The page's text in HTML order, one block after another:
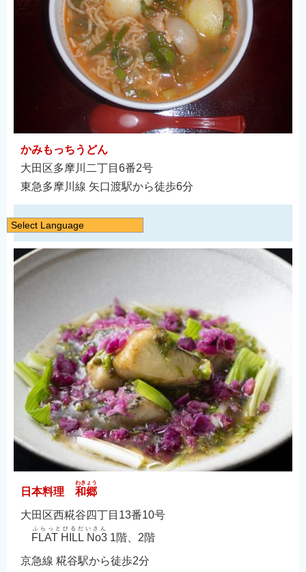
かみもっちうどん
大田区多摩川二丁目6番2号
東急多摩川線 矢口渡駅から徒歩6分
コースメニュー
日本料理 和郷
わきょう
大田区西糀谷四丁目13番10号
FLAT HILL No3
ふらっとひるだいさん
1階、2階
京急線 糀谷駅から徒歩2分
Select Language
日本語
English
简体中文
नेपाली
Filipino